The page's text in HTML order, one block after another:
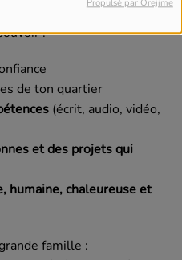
Propulsé par Orejime
:
de ton quartier
(écrit, audio, vidéo,
et des projets qui
humaine, chaleureuse et
famille :